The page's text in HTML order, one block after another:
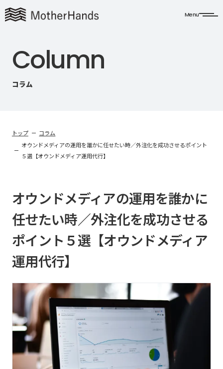
Menu
Column
コラム
トップ
コラム
オウンドメディアの運用を誰かに任せたい時／外注化を成功させるポイント
５選【オウンドメディア運用代行】
オウンドメディアの運用を誰かに
任せたい時／外注化を成功させる
ポイント５選【オウンドメディア
運用代行】